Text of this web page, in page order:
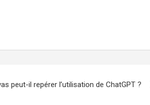
peut-il repérer l’utilisation de ChatGPT ?